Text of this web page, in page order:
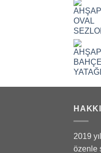
2019
özenle